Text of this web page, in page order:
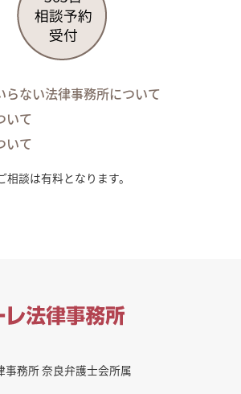
らない法律事務所について
いて
いて
談は有料となります。
務所 奈良弁護士会所属